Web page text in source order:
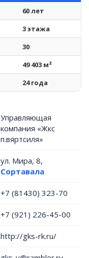
60 лет
3 этажа
30
49 403 м²
24 года
Управляющая
компания «Жкс
п.вяртсиля»
ул. Мира, 8,
Сортавала
+7 (81430) 323-70
+7 (921) 226-45-00
http://gks-rk.ru/